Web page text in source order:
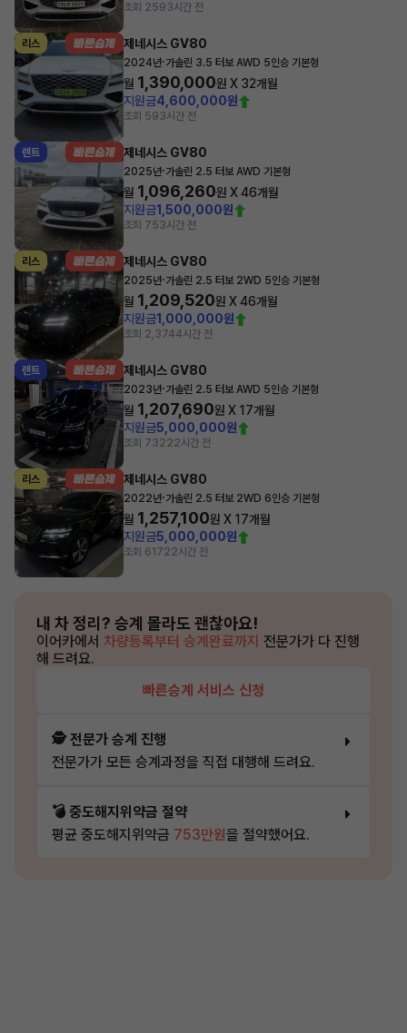
조회 2593시간 전
리스 제네시스 GV80
2024년·가솔린 3.5 터보 AWD 5인승 기본형
월 1,390,000원 X 32개월
지원금4,600,000원
조회 593시간 전
렌트 제네시스 GV80
2025년·가솔린 2.5 터보 AWD 기본형
월 1,096,260원 X46개월
지원금1,500,000원
조회 753시간 전
리스 제네시스 GV80
2025년·가솔린 2.5 터보 2WD 5인승 기본형
월 1,209,520원 X46개월
지원금1,000,000원
조회 2,3744시간 전
렌트 제네시스 GV80
2023년·가솔린 2.5 터보 AWD 5인승 기본형
월 1,207,690원 X 17개월
지원금5,000,000원
조회 73222시간 전
리스 제네시스 GV80
2022년·가솔린 2.5 터보 2WD 6인승 기본형
월 1,257,100원 X 17개월
지원금5,000,000원
조회 61722시간 전
내 차 정리? 승계 몰라도 괜찮아요!
이어카에서 차량등록부터 승계완료까지 전문가가 다 진행
해 드려요.
빠른승계 서비스 신청
🕵️ 전문가 승계 진행
전문가가 모든 승계과정을 직접 대행해 드려요.
💣 중도해지위약금 절약
평균 중도해지위약금 753만원을 절약했어요.